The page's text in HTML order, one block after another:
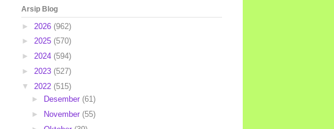
Arsip Blog
► 2026 (962)
► 2025 (570)
► 2024 (594)
► 2023 (527)
▼ 2022 (515)
►
Desember (61)
►
November (55)